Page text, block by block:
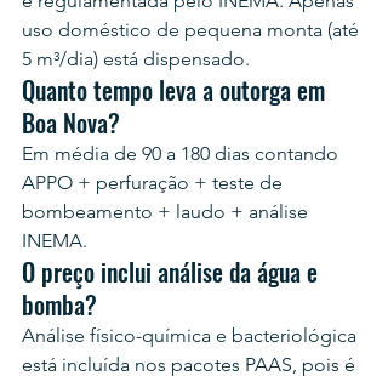
uso doméstico de pequena monta (até
5 m³/dia) está dispensado.
Quanto tempo leva a outorga em
Boa Nova?
Em média de 90 a 180 dias contando
APPO + perfuração + teste de
bombeamento + laudo + análise
INEMA.
O preço inclui análise da água e
bomba?
Análise físico-química e bacteriológica
está incluída nos pacotes PAAS, pois é